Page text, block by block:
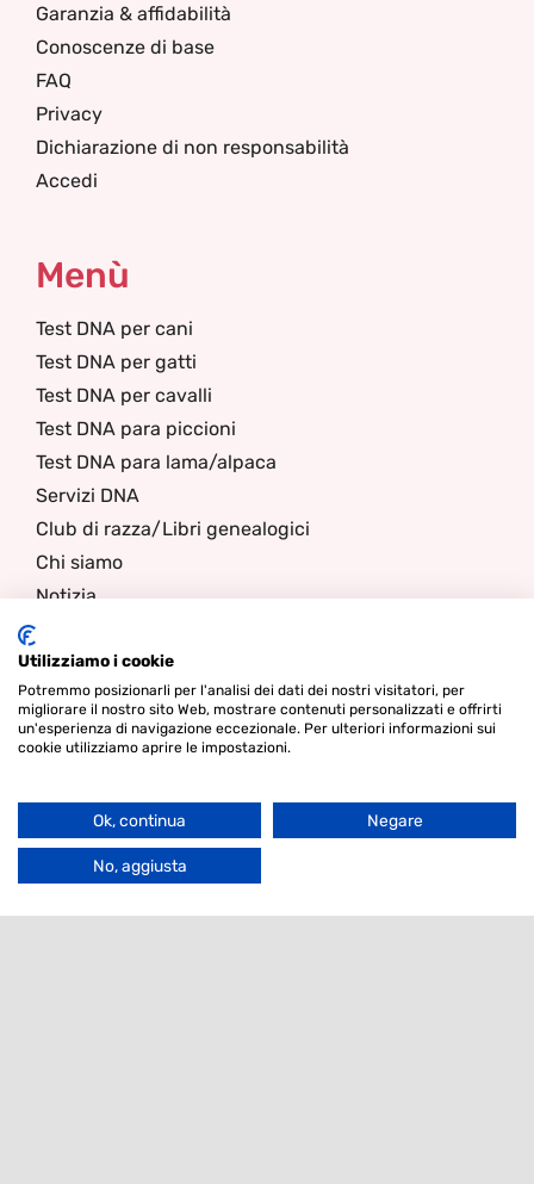
Garanzia & affidabilità
Conoscenze di base
FAQ
Privacy
Dichiarazione di non responsabilità
Accedi
Menù
Test DNA per cani
Test DNA per gatti
Test DNA per cavalli
Test DNA para piccioni
Test DNA para lama/alpaca
Servizi DNA
Club di razza/Libri genealogici
Chi siamo
Notizia
Notiziario
Utilizziamo i cookie
Potremmo posizionarli per l'analisi dei dati dei nostri visitatori, per
migliorare il nostro sito Web, mostrare contenuti personalizzati e offrirti
un'esperienza di navigazione eccezionale. Per ulteriori informazioni sui
cookie utilizziamo aprire le impostazioni.
Ok, continua Negare
No, aggiusta